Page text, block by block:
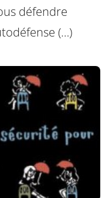
défendre
(…)